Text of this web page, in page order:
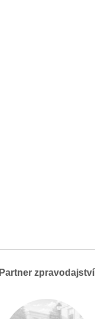
Partner zpravodajství